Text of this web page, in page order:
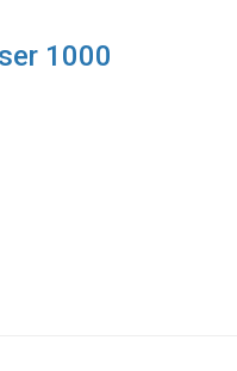
1000